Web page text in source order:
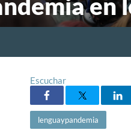
en
Escuchar
lenguaypandemia